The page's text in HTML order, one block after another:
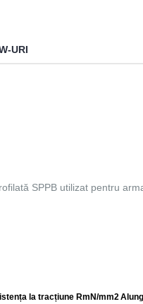
URI
SPPB utilizat pentru
la tracțiune RmN/mm2